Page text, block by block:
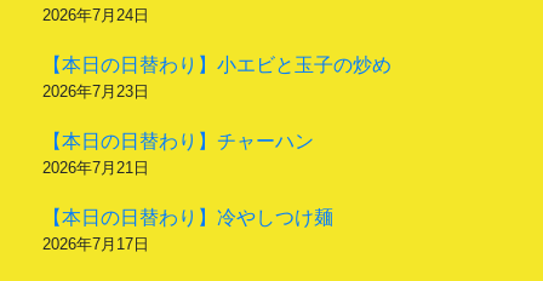
2026年7月24日
【本日の日替わり】小エビと玉子の炒め
2026年7月23日
【本日の日替わり】チャーハン
2026年7月21日
【本日の日替わり】冷やしつけ麺
2026年7月17日